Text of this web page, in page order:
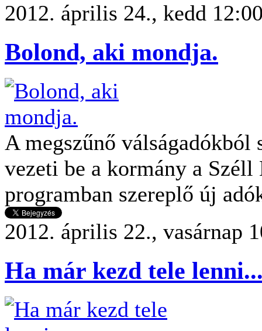
2012. április 24., kedd
Bolond, aki mondja.
A megszűnő válságadókból
vezeti be a kormány a
programban szereplő új
2012. április 22., vasárnap
Ha már kezd tele